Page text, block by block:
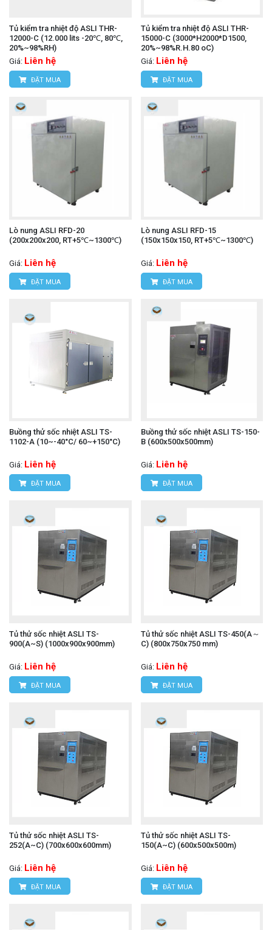
Tủ kiểm tra nhiệt độ ASLI THR-
12000-C (12.000 lits -20℃, 80℃,
20%~98%RH)
Giá: Liên hệ
ĐẶT MUA
Tủ kiểm tra nhiệt độ ASLI THR-
15000-C (3000*H2000*D1500,
20%~98%R.H.80 oC)
Giá: Liên hệ
ĐẶT MUA
Lò nung ASLI RFD-20
(200x200x200, RT+5℃~1300℃)
Giá: Liên hệ
ĐẶT MUA
Lò nung ASLI RFD-15
(150x150x150, RT+5℃~1300℃)
Giá: Liên hệ
ĐẶT MUA
Buồng thử sốc nhiệt ASLI TS-
1102-A (10~-40°C/ 60~+150°C)
Giá: Liên hệ
ĐẶT MUA
Buồng thử sốc nhiệt ASLI TS-150-
B (600x500x500mm)
Giá: Liên hệ
ĐẶT MUA
Tủ thử sốc nhiệt ASLI TS-
900(A~S) (1000x900x900mm)
Giá: Liên hệ
ĐẶT MUA
Tủ thử sốc nhiệt ASLI TS-450(A～
C) (800x750x750 mm)
Giá: Liên hệ
ĐẶT MUA
Tủ thử sốc nhiệt ASLI TS-
252(A~C) (700x600x600mm)
Giá: Liên hệ
ĐẶT MUA
Tủ thử sốc nhiệt ASLI TS-
150(A~C) (600x500x500m)
Giá: Liên hệ
ĐẶT MUA